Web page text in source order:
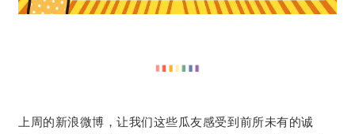
上周的新浪微博，让我们这些瓜友感受到前所未有的诚